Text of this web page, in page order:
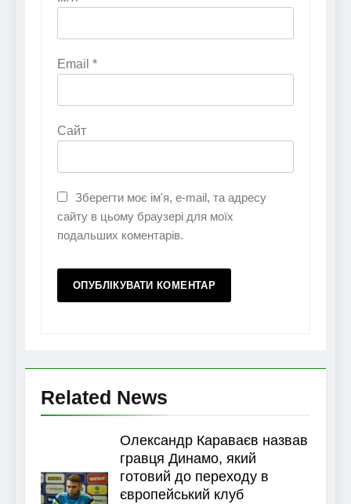
Email *
Сайт
Зберегти моє ім'я, e-mail, та адресу
сайту в цьому браузері для моїх
подальших коментарів.
Related News
Олександр Караваєв назвав
гравця Динамо, який
готовий до переходу в
європейський клуб